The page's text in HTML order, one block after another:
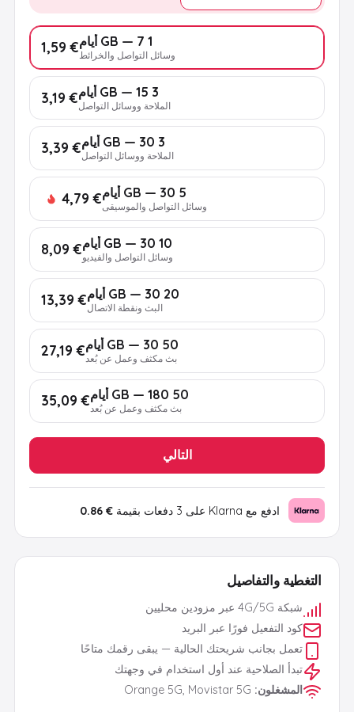
التغطية والتفاصيل
شبكة 4G/5G عبر مزودين محليين
كود التفعيل فورًا عبر البريد
تعمل بجانب شريحتك الحالية — يبقى رقمك متاحًا
تبدأ الصلاحية عند أول استخدام في وجهتك
المشغلون:
Orange 5G, Movistar 5G
1 GB — 7 أيام
وسائل التواصل والخرائط € 1,59
3 GB — 15 أيام
الملاحة ووسائل التواصل€ 3,19
3 GB — 30 أيام
الملاحة ووسائل التواصل€ 3,39
5 GB — 30 أيام
وسائل التواصل والموسيقى€ 4,79
10 GB — 30 أيام
وسائل التواصل والفيديو€ 8,09
20 GB — 30 أيام
البث ونقطة الاتصال€ 13,39
50 GB — 30 أيام
بث مكثف وعمل عن بُعد € 27,19
50 GB — 180 أيام
بث مكثف وعمل عن بُعد€ 35,09
التالي
ادفع مع Klarna على 3 دفعات بقيمة € 0.86